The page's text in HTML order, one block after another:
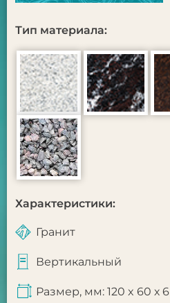
Тип материала:
Характеристики:
Гранит
Вертикальный
Размер, мм: 120 x 60 х 6